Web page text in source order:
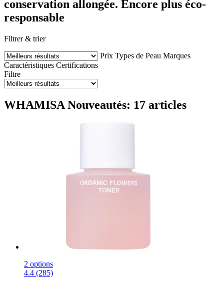
conservation allongée. Encore plus éco-
responsable
Filtrer & trier
Prix Types de Peau Marques
Caractéristiques Certifications
Filtre
WHAMISA Nouveautés: 17 articles
2 options
4.4 (285)